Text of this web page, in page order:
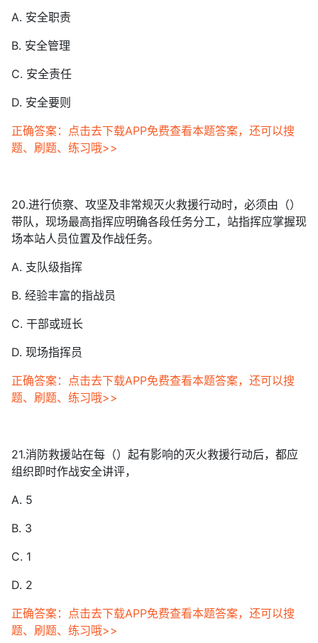
A. 安全职责
B. 安全管理
C. 安全责任
D. 安全要则
正确答案：点击去下载APP免费查看本题答案，还可以搜
题、刷题、练习哦>>
20.进行侦察、攻坚及非常规灭火救援行动时，必须由（）
带队，现场最高指挥应明确各段任务分工，站指挥应掌握现
场本站人员位置及作战任务。
A. 支队级指挥
B. 经验丰富的指战员
C. 干部或班长
D. 现场指挥员
正确答案：点击去下载APP免费查看本题答案，还可以搜
题、刷题、练习哦>>
21.消防救援站在每（）起有影响的灭火救援行动后，都应
组织即时作战安全讲评，
A. 5
B. 3
C. 1
D. 2
正确答案：点击去下载APP免费查看本题答案，还可以搜
题、刷题、练习哦>>